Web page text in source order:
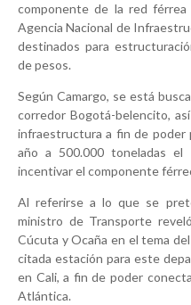
componente de la red
Agencia Nacional de
destinados para
de pesos.
Según Camargo, se está
corredor Bogotá-belencito,
infraestructura a fin de poder
año a 500.000 toneladas el
incentivar el componente
Al referirse a lo que se
ministro de Transporte
Cúcuta y Ocaña en el tema
citada estación para este
en Cali, a fin de poder
Atlántica.